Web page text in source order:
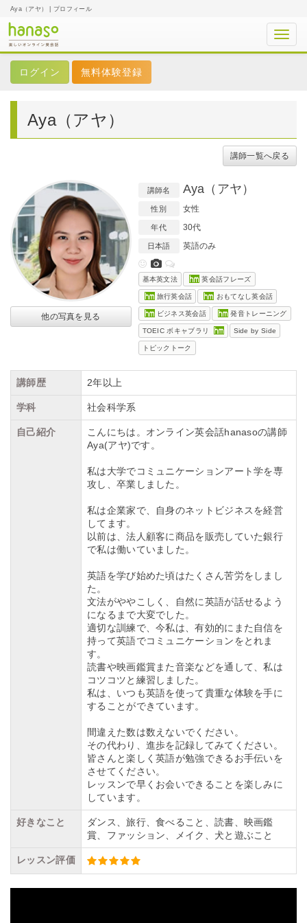
Aya（アヤ） | プロフィール
無料体験登録
Aya（アヤ）
講師一覧へ戻る
他の写真を見る
講師名 Aya（アヤ）
性別 女性
年代 30代
日本語 英語のみ
基本英文法 英会話フレーズ
旅行英会話 おもてなし英会話
ビジネス英会話 発音トレーニング
TOEIC ボキャブラリ Side by Side
トピックトーク
講師歴 2年以上
学科 社会科学系
自己紹介
こんにちは。オンライン英会話hanasoの講師
Aya(アヤ)です。
私は大学でコミュニケーションアート学を専
攻し、卒業しました。
私は企業家で、自身のネットビジネスを経営
してます。
以前は、法人顧客に商品を販売していた銀行
で私は働いていました。
英語を学び始めた頃はたくさん苦労をしまし
た。
文法がややこしく、自然に英語が話せるよう
になるまで大変でした。
適切な訓練で、今私は、有効的にまた自信を
持って英語でコミュニケーションをとれま
す。
読書や映画鑑賞また音楽などを通して、私は
コツコツと練習しました。
私は、いつも英語を使って貴重な体験を手に
することができています。
間違えた数は数えないでください。
その代わり、進歩を記録してみてください。
皆さんと楽しく英語が勉強できるお手伝いを
させてください。
レッスンで早くお会いできることを楽しみに
しています。
好きなこと
ダンス、旅行、食べること、読書、映画鑑
賞、ファッション、メイク、犬と遊ぶこと
レッスン評価